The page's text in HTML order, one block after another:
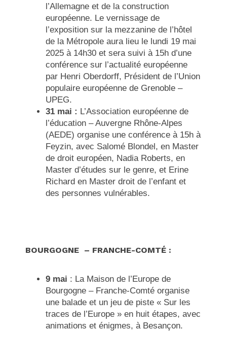
l’Allemagne et de la construction
européenne. Le vernissage de
l’exposition sur la mezzanine de l’hôtel
de la Métropole aura lieu le lundi 19 mai
2025 à 14h30 et sera suivi à 15h d’une
conférence sur l’actualité européenne
par Henri Oberdorff, Président de l’Union
populaire européenne de Grenoble –
UPEG.
31 mai : L’Association européenne de
l’éducation – Auvergne Rhône-Alpes
(AEDE) organise une conférence à 15h à
Feyzin, avec Salomé Blondel, en Master
de droit européen, Nadia Roberts, en
Master d’études sur le genre, et Erine
Richard en Master droit de l’enfant et
des personnes vulnérables.
BOURGOGNE – FRANCHE-COMTÉ :
9 mai : La Maison de l’Europe de
Bourgogne – Franche-Comté organise
une balade et un jeu de piste « Sur les
traces de l’Europe » en huit étapes, avec
animations et énigmes, à Besançon.